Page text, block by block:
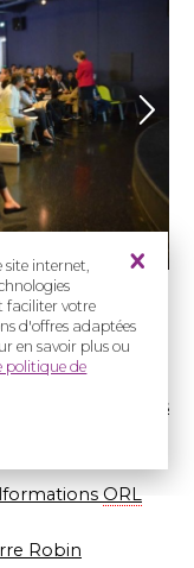
internet,
faciliter votre
d'offres adaptées
en savoir plus ou
politique de
Labio-Palatines
ORL
Robin